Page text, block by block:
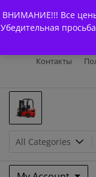
ВНИМАНИЕ!!! Все
Убедительная
to
content
Контакты